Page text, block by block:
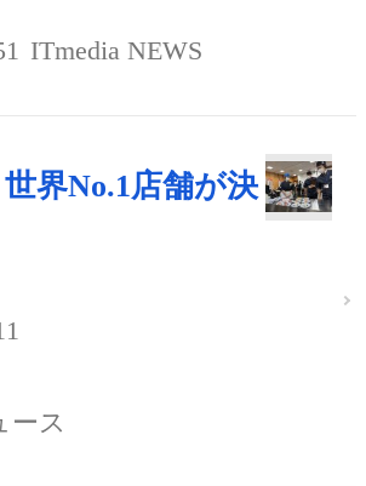
ITmedia NEWS
界No.1店舗が決
ース